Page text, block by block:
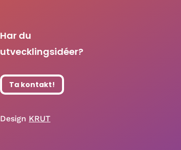
Har du
utvecklingsidéer?
Ta kontakt!
Design KRUT